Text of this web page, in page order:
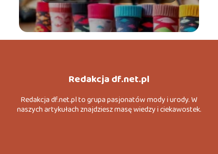
Redakcja df.net.pl
Redakcja df.net.pl to grupa pasjonatów mody i urody. W
naszych artykułach znajdziesz masę wiedzy i ciekawostek.